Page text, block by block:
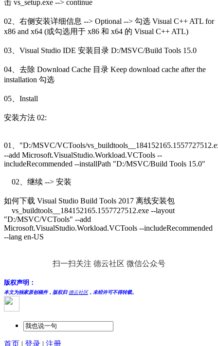
击 vs_setup.exe --> continue
02、右侧安装详细信息 --> Optional --> 勾选 Visual C++ ATL for
x86 and x64 (或勾选用于 x86 和 x64 的 Visual C++ ATL)
03、Visual Studio IDE 安装目录 D:/MSVC/Build Tools 15.0
04、去除 Download Cache 目录 Keep download cache after the
installation 勾选
05、Install
安装方法 02:
01、"D:/MSVC/VCTools/
--add Microsoft.VisualStudio.Workload.VCTools --
includeRecommended --installPath "D:/MSVC/Build Tools 15.0"
02、继续 --> 安装
如何下载 Visual Studio Build Tools 2017 离线安装包
vs_buildtools__184152165.1557727512.exe --layout
"D:/MSVC/VCTools" --add
Microsoft.VisualStudio.Workload.VCTools --includeRecommended
--lang en-US
扫一扫关注 德云社区 微信公众号
版权声明：
本文为独家原创稿件，版权归 德云社区，未经许可不得转载。
首页 | 登录 | 注册